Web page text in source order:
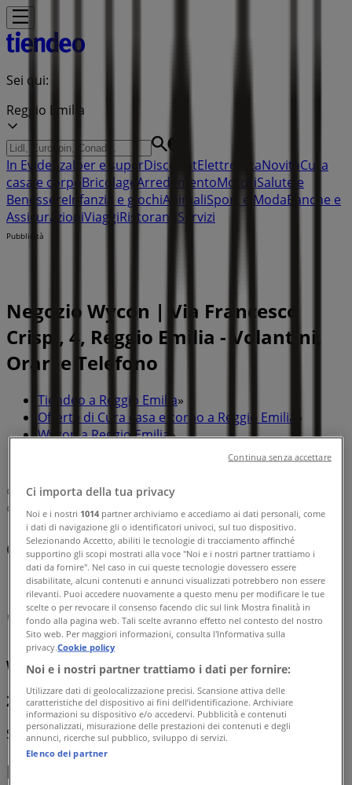
Sei qui:
Reggio Emilia
In EvidenzaIper e superDiscountElettronicaNovitàCura
casa e corpo Bricolage ArredamentoMotoriSalute e
BenessereInfanzia e giochiAnimaliSport e ModaBanche e
AssicurazioniViaggiRistoranti Servizi
Pubblicità
Negozio Wycon | Via Francesco
Crispi, 4, Reggio Emilia - Volantini,
Orari e Telefono
Tiendeo a Reggio Emilia»
Offerte di Cura casa e corpo a Reggio Emilia »
Wycon a Reggio Emilia»
Mappa
Mappa
Offerte di Wycon a Reggio Emilia
Wycon
2+1 FREE
Scade il 31/08
I negozi più vicini
Ci importa della tua privacy
Noi e i nostri 1014 partner archiviamo e accediamo ai dati personali, come
i dati di navigazione gli o identificatori univoci, sul tuo dispositivo.
Selezionando Accetto, abiliti le tecnologie di tracciamento affinché
supportino gli scopi mostrati alla voce "Noi e i nostri partner trattiamo i
dati da fornire". Nel caso in cui queste tecnologie dovessero essere
disabilitate, alcuni contenuti e annunci visualizzati potrebbero non essere
rilevanti. Puoi accedere nuovamente a questo menu per modificare le tue
scelte o per revocare il consenso facendo clic sul link Mostra finalità in
fondo alla pagina web. Tali scelte avranno effetto nel contesto del nostro
Sito web. Per maggiori informazioni, consulta l'Informativa sulla
privacy.Cookie policy
Noi e i nostri partner trattiamo i dati per fornire:
Utilizzare dati di geolocalizzazione precisi. Scansione attiva delle
caratteristiche del dispositivo ai fini dell’identificazione. Archiviare
informazioni su dispositivo e/o accedervi. Pubblicità e contenuti
personalizzati, misurazione delle prestazioni dei contenuti e degli
annunci, ricerche sul pubblico, sviluppo di servizi.
Elenco dei partner
Continua senza accettare